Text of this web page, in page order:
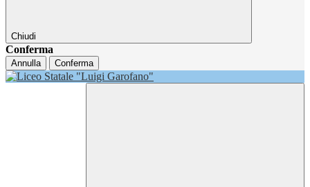
Chiudi
Conferma
Annulla Conferma